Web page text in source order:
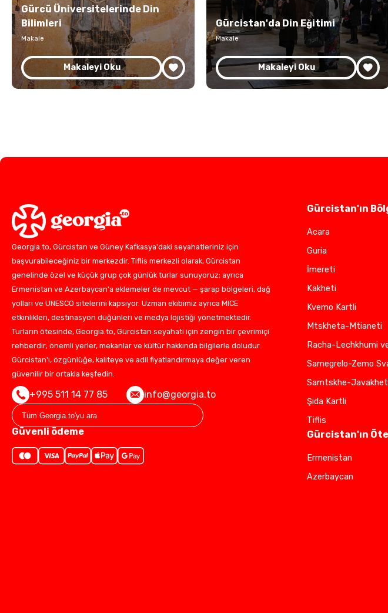
Gürcü Üniversitelerinde Din
Bilimleri
Makale
Makaleyi Oku
Gürcistan'da Din Eğitimi
Makale
Makaleyi Oku
Georgia.to, Gürcistan ve Güney Kafkasya'daki seyahatleriniz için
başvurabileceğiniz bir merkezdir. Tiflis merkezli olarak, Gürcistan
genelinde özel ve küçük grup çok günlük turlar sunuyoruz; ayrıca
Ermenistan ve Azerbaycan'a eklemeler de mevcut — şarap bölgeleri, dağ
yolları ve UNESCO sitelerini kapsıyor. Uzman ekibimiz ayrıca MICE
etkinlikleri, destinasyon düğünleri ve medya lojistiği yönetmektedir.
Turların ötesinde, Georgia.to, Gürcistan seyahati için zengin bir çevrimiçi
rehberdir; önemli yerler, mekanlar ve kültür hakkında bilgilerle doludur.
Gürcistan'ı, özgünlüğe, kaliteye ve adil fiyatlandırmaya değer veren
güvenilir bir ortakla keşfedin.
+995 511 14 77 85 info@georgia.to
Güvenli ödeme
Gürcistan'ın
Acara
Guria
İmereti
Kakheti
Kvemo Kartli
Mtskheta-Mtianeti
Racha-Lechkhumi
Samegrelo-Zemo
Samtskhe-
Şida Kartli
Tiflis
Gürcistan'ın
Ermenistan
Azerbaycan